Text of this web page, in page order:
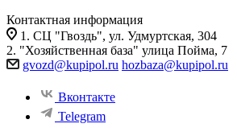
Контактная информация
1. СЦ "Гвоздь", ул. Удмуртская, 304
2. "Хозяйственная база" улица Пойма, 7
gvozd@kupipol.ru hozbaza@kupipol.ru
Вконтакте
Telegram